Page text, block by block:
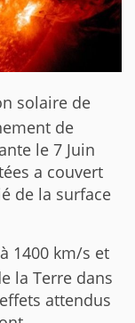
solaire de
de
le 7 Juin
a couvert
de la surface
1400 km/s et
la Terre dans
attendus